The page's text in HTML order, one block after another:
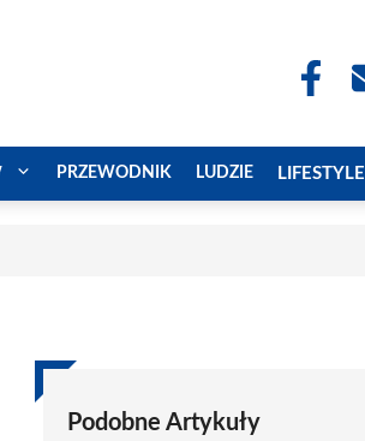
PRZEWODNIK LUDZIE LIFESTYLE
Podobne Artykuły